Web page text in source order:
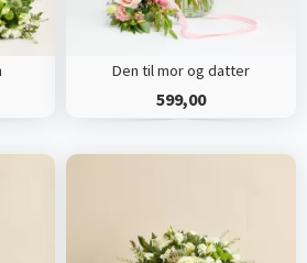
Den til mor og datter
599,00